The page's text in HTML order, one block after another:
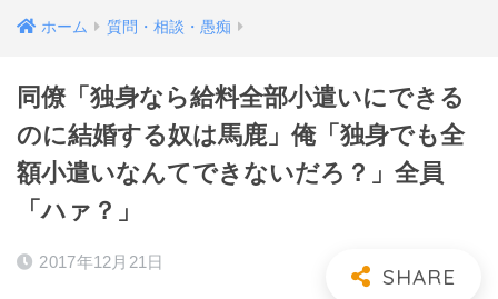
ホーム 質問・相談・愚痴
同僚「独身なら給料全部小遣いにできる
のに結婚する奴は馬鹿」俺「独身でも全
額小遣いなんてできないだろ？」全員
「ハァ？」
2017年12月21日